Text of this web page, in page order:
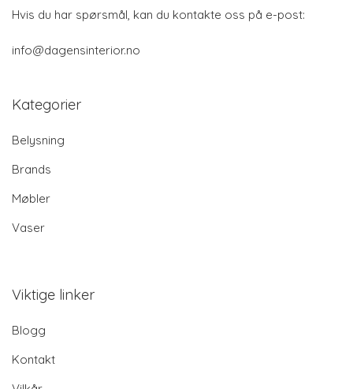
Hvis du har spørsmål, kan du kontakte oss på e-post:
info@dagensinterior.no
Kategorier
Belysning
Brands
Møbler
Vaser
Viktige linker
Blogg
Kontakt